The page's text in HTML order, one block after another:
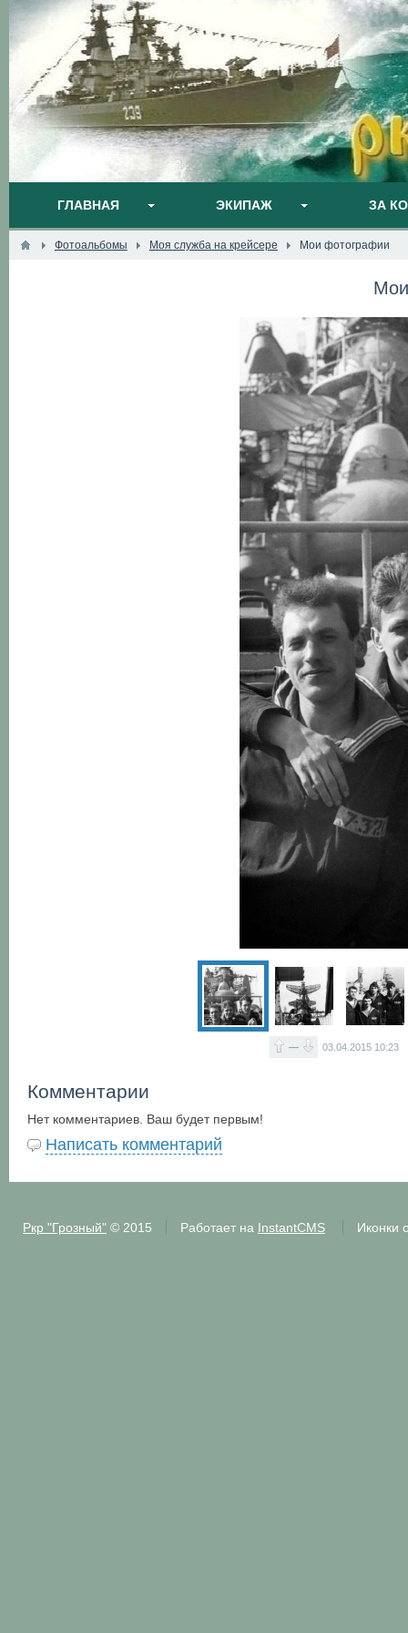
ГЛАВНАЯ ЭКИПАЖ ЗА
Фотоальбомы Моя служба на крейсере Мои фотографии
— 03.04.2015 10:23
Комментарии
Нет комментариев. Ваш будет первым!
Написать комментарий
Ркр "Грозный"© 2015 Работает на InstantCMS Иконки